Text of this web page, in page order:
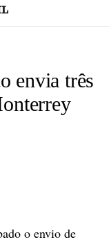
envia três
o envio de